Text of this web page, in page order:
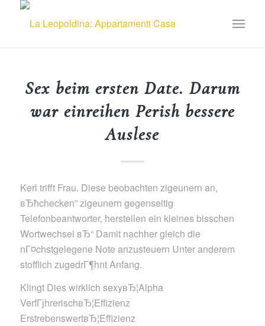
Sex beim ersten Date. Darum
war einreihen Perish bessere
Auslese
Kerl trifft Frau. Diese beobachten zigeunern an,
вЂћchecken” zigeunern gegenseitig
Telefonbeantworter, herstellen ein kleines bisschen
Wortwechsel вЂ“ Damit nachher gleich die
nГ¤chstgelegene Note anzusteuern Unter anderem
stofflich zugedrГ¶hnt Anfang.
Klingt Dies wirklich sexyвЂ¦Alpha
VerfГјhrerischвЂ¦Effizienz
ErstrebenswertвЂ¦Effizienz